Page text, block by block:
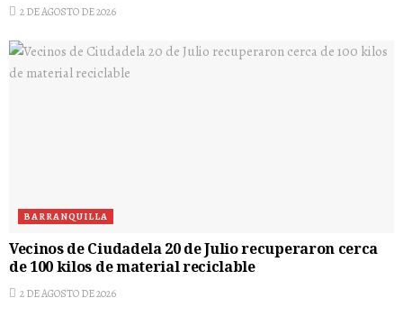
2 DE AGOSTO DE 2026
BARRANQUILLA
Vecinos de Ciudadela 20 de Julio recuperaron cerca
de 100 kilos de material reciclable
2 DE AGOSTO DE 2026